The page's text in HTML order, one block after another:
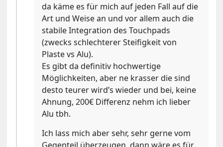
da käme es für mich auf jeden Fall auf die
Art und Weise an und vor allem auch die
stabile Integration des Touchpads
(zwecks schlechterer Steifigkeit von
Plaste vs Alu).
Es gibt da definitiv hochwertige
Möglichkeiten, aber ne krasser die sind
desto teurer wird’s wieder und bei, keine
Ahnung, 200€ Differenz nehm ich lieber
Alu tbh.
Ich lass mich aber sehr, sehr gerne vom